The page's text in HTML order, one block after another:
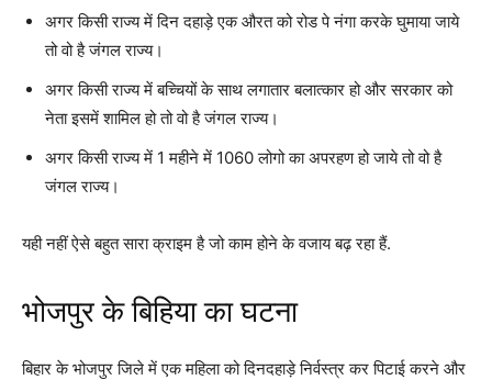
अगर किसी राज्य में दिन दहाड़े एक औरत को रोड पे नंगा करके घुमाया जाये
तो वो है जंगल राज्य।
अगर किसी राज्य में बच्चियों के साथ लगातार बलात्कार हो और सरकार को
नेता इसमें शामिल हो तो वो है जंगल राज्य।
अगर किसी राज्य में 1 महीने में 1060 लोगो का अपरहण हो जाये तो वो है
जंगल राज्य।
यही नहीं ऐसे बहुत सारा क्राइम है जो काम होने के वजाय बढ़ रहा हैं.
भोजपुर के बिहिया का घटना
बिहार के भोजपुर जिले में एक महिला को दिनदहाड़े निर्वस्त्र कर पिटाई करने और